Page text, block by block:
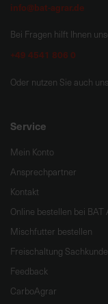
info@bat-agrar.de
Bei Fragen hilft Ihnen
+49 4541 806 0
Oder nutzen Sie auch
Service
Mein Konto
Ansprechpartner
Kontakt
Online bestellen bei BAT
Mischfutter bestellen
Freischaltung
Feedback
CarboAgrar